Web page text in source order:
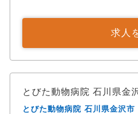
求人
とびた動物病院 石川県金
とびた動物病院 石川県金沢市